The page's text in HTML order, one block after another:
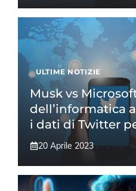
ULTIME NOTIZIE
Musk vs
dell’informatica
i dati di Twitter
20 Aprile 2023